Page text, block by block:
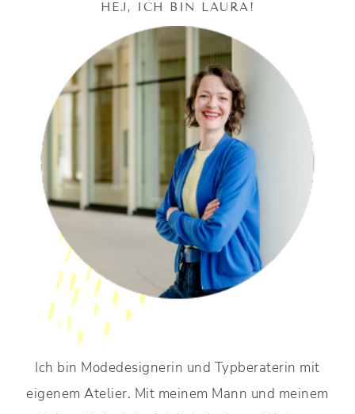
HEJ, ICH BIN LAURA!
Ich bin Modedesignerin und Typberaterin mit
eigenem Atelier. Mit meinem Mann und meinem